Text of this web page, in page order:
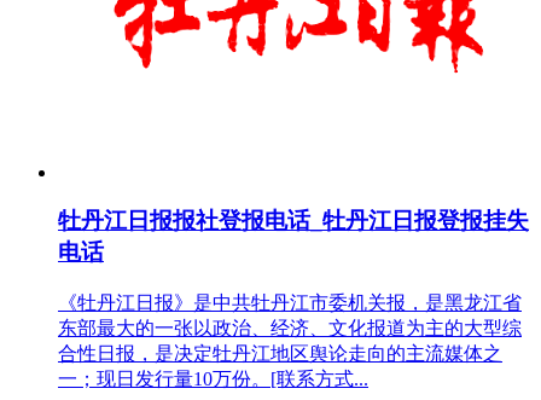
牡丹江日报报社登报电话_牡丹江日报登报挂失
电话
《牡丹江日报》是中共牡丹江市委机关报，是黑龙江省
东部最大的一张以政治、经济、文化报道为主的大型综
合性日报，是决定牡丹江地区舆论走向的主流媒体之
一；现日发行量10万份。[联系方式...